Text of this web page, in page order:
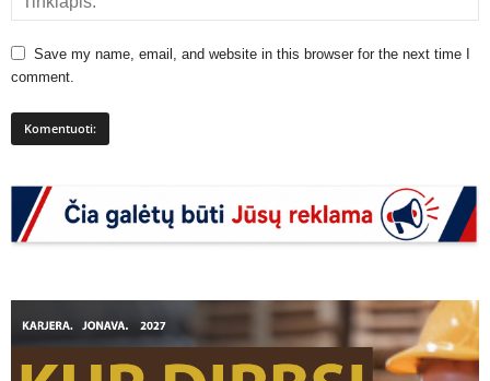
Save my name, email, and website in this browser for the next time I
comment.